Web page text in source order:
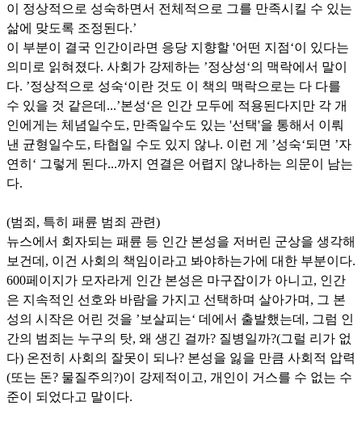
이 정상적으로 성숙하면서 전체적으로 그를 만족시킬 수 있는
삶에 맞도록 조정된다.’
이 부분이 결국 인간이라면 응당 지향할 '어떤 지점‘이 있다는
의미로 읽혀졌다. 사회가 강제하는 ’정상성‘의 맥락에서 말이
다. ’정상적으로 성숙‘이란 것도 이 책의 맥락으로는 다 다를
수 있을 것 같은데...’본성‘은 인간 모두에 적용된다지만 각 개
인에게는 체념일수도, 만족일수도 있는 '선택'을 통해서 이뤄
낸 균형일수도, 타협일 수도 있지 않나. 이런 게 ’성숙‘되면 ’자
연히‘ 그렇게 된다...까지 연결은 어렵지 않나하는 의문이 남는
다.
(범죄, 특히 패륜 범죄 관련)
뉴스에서 회자되는 패륜 등 인간 본성을 저버린 군상을 생각해
보건데, 이건 사회의 책임이라고 봐야하는가에 대한 부분이다.
600페이지가 모자라게 인간 본성은 마구잡이가 아니고, 인간
은 지속적인 선호와 바람을 가지고 선택하며 살아가며, 그 본
성의 시작은 어린 것을 ’보살피는‘ 데에서 출발했는데, 그럼 인
간의 범죄는 누구의 탓, 왜 생긴 걸까? 질병일까?(그럴 리가 없
다) 온전히 사회의 잘못이 되나? 본성을 잃을 만큼 사회적 압력
(또는 돈? 물질주의?)이 강제적이고, 개인이 거스를 수 없는 수
준이 되었다고 말이다.